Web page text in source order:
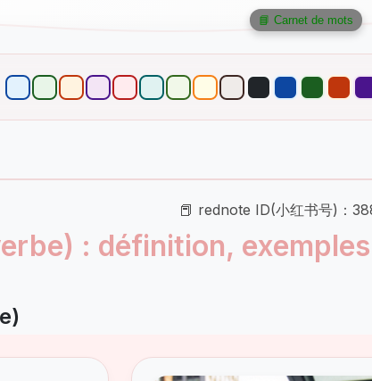
📕 rednote ID(小红书号)：
: définition,
📘 Carnet de mots